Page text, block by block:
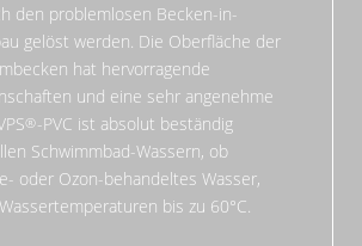
den problemlosen Becken-in-
gelöst werden. Die Oberfläche der
hat hervorragende
und eine sehr angenehme
-PVC ist absolut beständig
Schwimmbad-Wassern, ob
oder Ozon-behandeltes Wasser,
bis zu 60°C.